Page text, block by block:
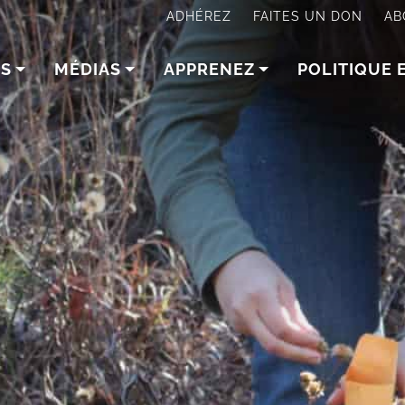
ADHÉREZ FAITES UN DON
MÉDIAS APPRENEZ POLITIQUE